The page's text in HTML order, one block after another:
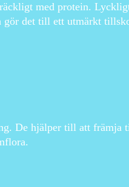
med protein.
det till ett utmärkt
De hjälper till att främja